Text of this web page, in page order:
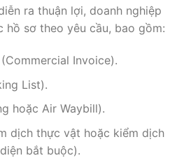
ra thuận lợi, doanh nghiệp
hồ sơ theo yêu cầu, bao gồm:
Invoice).
List).
hoặc Air Waybill).
dịch thực vật hoặc kiểm dịch
bắt buộc).